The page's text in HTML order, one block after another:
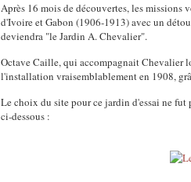
Après 16 mois de découvertes, les missions
d'Ivoire et Gabon (1906-1913) avec un
deviendra "le Jardin A. Chevalier".
Octave Caille, qui accompagnait Chevalier
l'installation vraisemblablement en 1908,
Le choix du site pour ce jardin d'essai ne fut
ci-dessous :